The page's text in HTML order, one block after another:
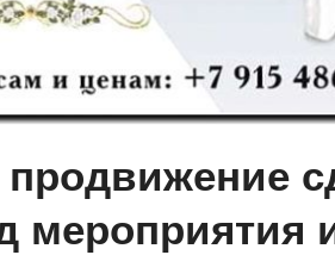
мероприятия